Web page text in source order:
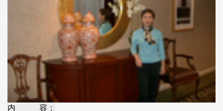
内 容：